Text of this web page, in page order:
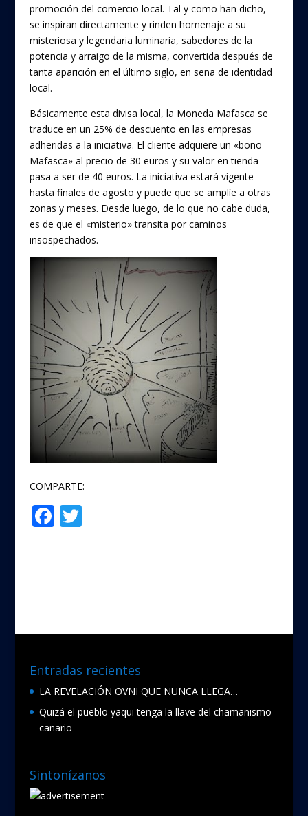
promoción del comercio local. Tal y como han dicho,
se inspiran directamente y rinden homenaje a su
misteriosa y legendaria luminaria, sabedores de la
potencia y arraigo de la misma, convertida después de
tanta aparición en el último siglo, en seña de identidad
local.
Básicamente esta divisa local, la Moneda Mafasca se
traduce en un 25% de descuento en las empresas
adheridas a la iniciativa. El cliente adquiere un «bono
Mafasca» al precio de 30 euros y su valor en tienda
pasa a ser de 40 euros. La iniciativa estará vigente
hasta finales de agosto y puede que se amplíe a otras
zonas y meses. Desde luego, de lo que no cabe duda,
es de que el «misterio» transita por caminos
insospechados.
COMPARTE:
F
o
T
Entradas recientes
LA REVELACIÓN OVNI QUE NUNCA LLEGA…
Quizá el pueblo yaqui tenga la llave del chamanismo
canario
Sintonízanos